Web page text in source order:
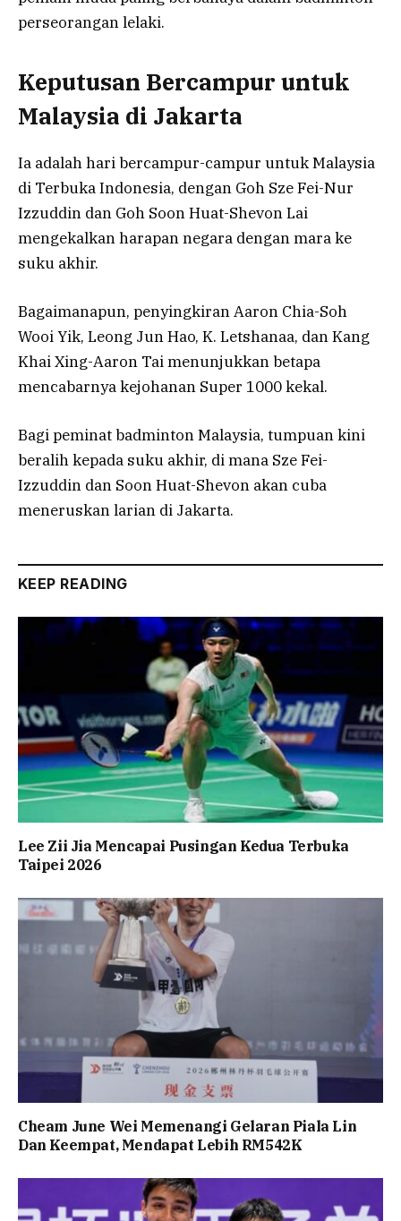
perseorangan lelaki.
Keputusan Bercampur untuk
Malaysia di Jakarta
Ia adalah hari bercampur-campur untuk Malaysia
di Terbuka Indonesia, dengan Goh Sze Fei-Nur
Izzuddin dan Goh Soon Huat-Shevon Lai
mengekalkan harapan negara dengan mara ke
suku akhir.
Bagaimanapun, penyingkiran Aaron Chia-Soh
Wooi Yik, Leong Jun Hao, K. Letshanaa, dan Kang
Khai Xing-Aaron Tai menunjukkan betapa
mencabarnya kejohanan Super 1000 kekal.
Bagi peminat badminton Malaysia, tumpuan kini
beralih kepada suku akhir, di mana Sze Fei-
Izzuddin dan Soon Huat-Shevon akan cuba
meneruskan larian di Jakarta.
KEEP READING
Lee Zii Jia Mencapai Pusingan Kedua Terbuka
Taipei 2026
Cheam June Wei Memenangi Gelaran Piala Lin
Dan Keempat, Mendapat Lebih RM542K